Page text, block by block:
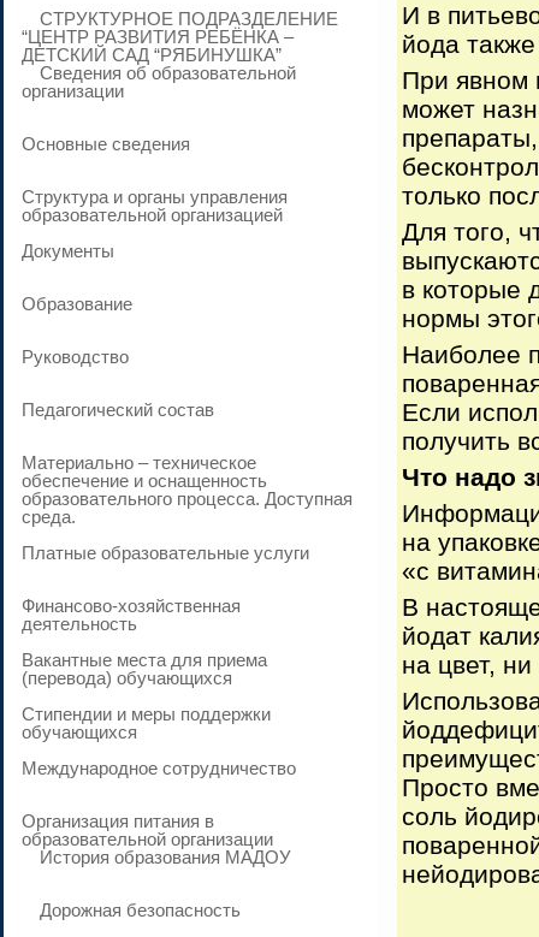
СТРУКТУРНОЕ ПОДРАЗДЕЛЕНИЕ
“ЦЕНТР РАЗВИТИЯ РЕБЁНКА –
ДЕТСКИЙ САД “РЯБИНУШКА”
Сведения об образовательной
организации
Основные сведения
Структура и органы управления
образовательной организацией
Документы
Образование
Руководство
Педагогический состав
Материально – техническое
обеспечение и оснащенность
образовательного процесса. Доступная
среда.
Платные образовательные услуги
Финансово-хозяйственная
деятельность
Вакантные места для приема
(перевода) обучающихся
Стипендии и меры поддержки
обучающихся
Международное сотрудничество
Организация питания в
образовательной организации
История образования МАДОУ
Дорожная безопасность
И в
йода
При явном
может
только
Для того,
в которые
нормы
Наиболее
Если
получить
Что надо
на
«с
В
йодат
на цвет, ни
Просто
соль